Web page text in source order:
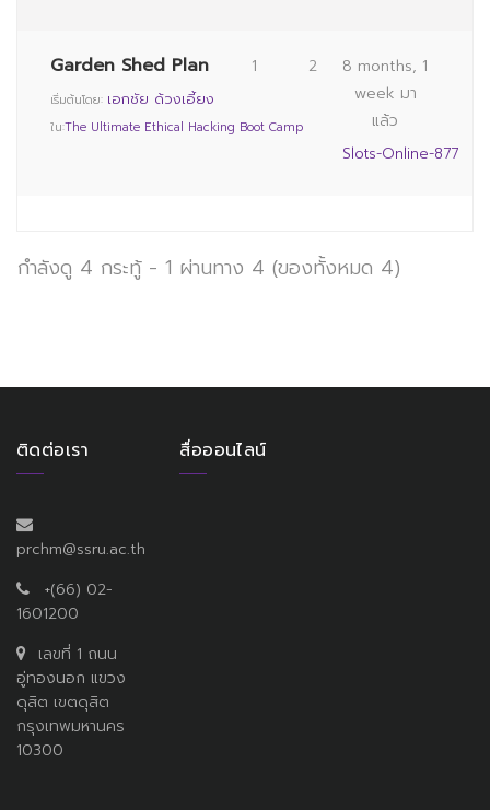
Garden Shed Plan
เริ่มต้นโดย: เอกชัย ด้วงเอี้ยง
ใน:The Ultimate Ethical Hacking Boot Camp
1 2
8 months, 1
week มา
แล้ว
Slots-Online-877
กำลังดู 4 กระทู้ - 1 ผ่านทาง 4 (ของทั้งหมด 4)
ติดต่อเรา
prchm@ssru.ac.th
+(66) 02-
1601200
เลขที่ 1 ถนน
อู่ทองนอก แขวง
ดุสิต เขตดุสิต
กรุงเทพมหานคร
10300
สื่อออนไลน์